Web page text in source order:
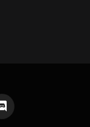
Discord